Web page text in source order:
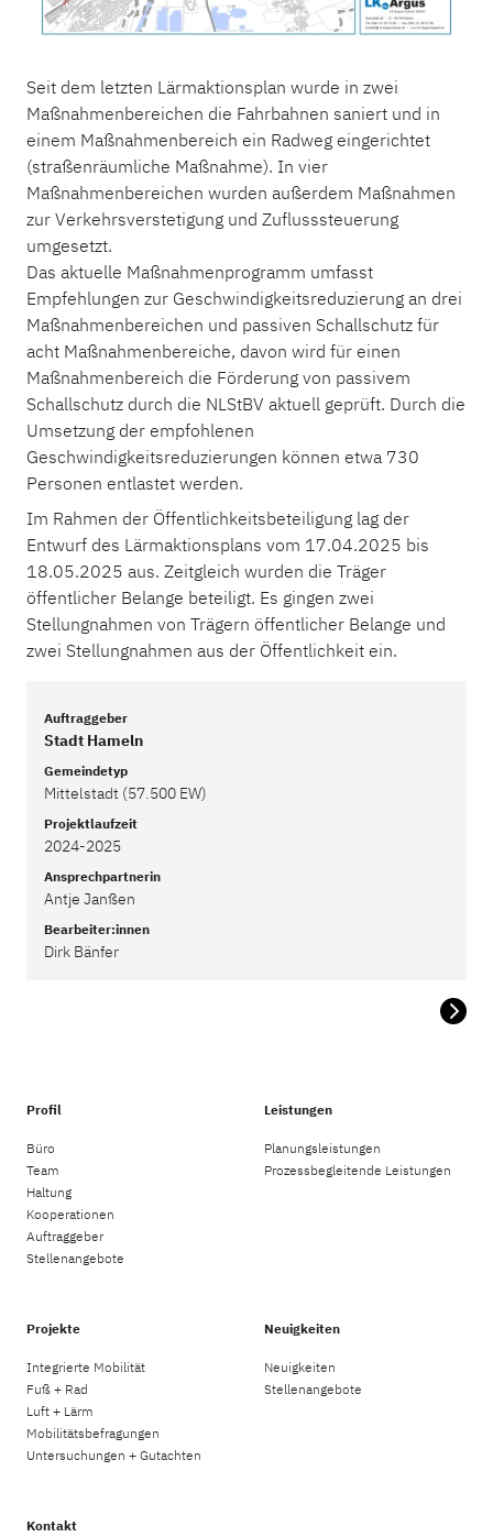
Seit dem letzten Lärmaktionsplan wurde in zwei
Maßnahmenbereichen die Fahrbahnen saniert und in
einem Maßnahmenbereich ein Radweg eingerichtet
(straßenräumliche Maßnahme). In vier
Maßnahmenbereichen wurden außerdem Maßnahmen
zur Verkehrsverstetigung und Zuflusssteuerung
umgesetzt.
Das aktuelle Maßnahmenprogramm umfasst
Empfehlungen zur Geschwindigkeitsreduzierung an drei
Maßnahmenbereichen und passiven Schallschutz für
acht Maßnahmenbereiche, davon wird für einen
Maßnahmenbereich die Förderung von passivem
Schallschutz durch die NLStBV aktuell geprüft. Durch die
Umsetzung der empfohlenen
Geschwindigkeitsreduzierungen können etwa 730
Personen entlastet werden.
Im Rahmen der Öffentlichkeitsbeteiligung lag der
Entwurf des Lärmaktionsplans vom 17.04.2025 bis
18.05.2025 aus. Zeitgleich wurden die Träger
öffentlicher Belange beteiligt. Es gingen zwei
Stellungnahmen von Trägern öffentlicher Belange und
zwei Stellungnahmen aus der Öffentlichkeit ein.
Auftraggeber
Stadt Hameln
Gemeindetyp
Mittelstadt (57.500 EW)
Projektlaufzeit
2024-2025
Ansprechpartnerin
Antje Janßen
Bearbeiter:innen
Dirk Bänfer
Profil
Büro
Team
Haltung
Kooperationen
Auftraggeber
Stellenangebote
Leistungen
Planungsleistungen
Prozessbegleitende Leistungen
Projekte
Integrierte Mobilität
Fuß + Rad
Luft + Lärm
Mobilitätsbefragungen
Untersuchungen + Gutachten
Neuigkeiten
Neuigkeiten
Stellenangebote
Kontakt